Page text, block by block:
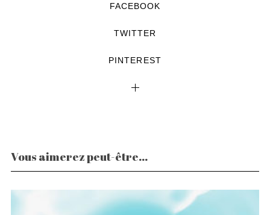
FACEBOOK
TWITTER
PINTEREST
Vous aimerez peut-être...